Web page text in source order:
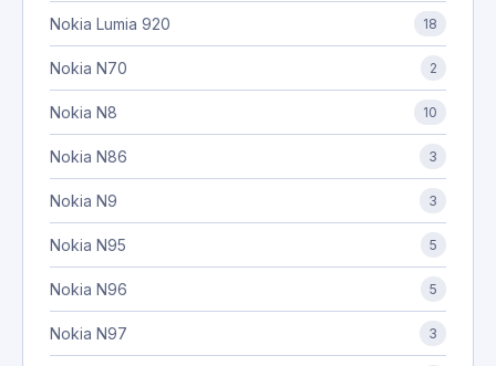
Nokia Lumia 920 18
Nokia N70 2
Nokia N8 10
Nokia N86 3
Nokia N9 3
Nokia N95 5
Nokia N96 5
Nokia N97 3